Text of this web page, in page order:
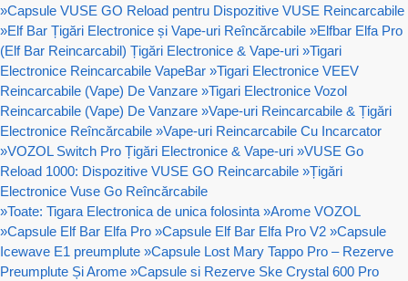
»Capsule VUSE GO Reload pentru Dispozitive VUSE Reincarcabile
»Elf Bar Țigări Electronice și Vape-uri Reîncărcabile »Elfbar Elfa Pro
(Elf Bar Reincarcabil) Țigări Electronice & Vape-uri »Tigari
Electronice Reincarcabile VapeBar »Tigari Electronice VEEV
Reincarcabile (Vape) De Vanzare »Tigari Electronice Vozol
Reincarcabile (Vape) De Vanzare »Vape-uri Reincarcabile & Țigări
Electronice Reîncărcabile »Vape-uri Reincarcabile Cu Incarcator
»VOZOL Switch Pro Țigări Electronice & Vape-uri »VUSE Go
Reload 1000: Dispozitive VUSE GO Reincarcabile »Țigări
Electronice Vuse Go Reîncărcabile
»Toate: Tigara Electronica de unica folosinta »Arome VOZOL
»Capsule Elf Bar Elfa Pro »Capsule Elf Bar Elfa Pro V2 »Capsule
Icewave E1 preumplute »Capsule Lost Mary Tappo Pro – Rezerve
Preumplute Și Arome »Capsule si Rezerve Ske Crystal 600 Pro